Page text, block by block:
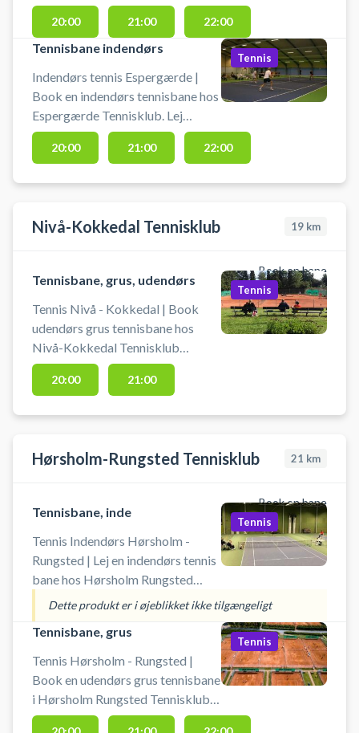
spil tennis i Nordsjælland.
Medbring selv ketcher og bolde.
Der er mulighed for omklædning
banerne. Der kan parkeres gratis
foran Espergærde tennisanlæg.
20:00 21:00 22:00
Tennisbane indendørs
Indendørs tennis Espergærde |
Book en indendørs tennisbane hos
Espergærde Tennisklub. Lej
tennisbane og spil tennis
indendørs ved Espergærde i
Der kan parkeres gratis foran
Tennis
20:00 21:00 22:00
Nivå-Kokkedal Tennisklub 19 km
Book en bane
Tennisbane, grus, udendørs
Tennis Nivå - Kokkedal | Book
udendørs grus tennisbane hos
Nivå-Kokkedal Tennisklub
beliggende midt mellem Kokkedal
og Nivå i Nordsjælland. Lej en
Kokkedal. Nivå-Kokkedal
velholdt tennisanlæg, hvor der
også findes 3 udendørs hardcourt
pickleballbaner.
Tennis
20:00 21:00
Hørsholm-Rungsted Tennisklub 21 km
Book en bane
Tennisbane, inde
Tennis Indendørs Hørsholm -
Rungsted | Lej en indendørs tennis
bane hos Hørsholm Rungsted
Tennisklub. Book en tennisbane
og spil tennis indendørs i
Nordsjælland ved Hørsholm og
Rungsted på tennisklubbens
indendørs tennisbaner.
Tennis
Dette produkt er i øjeblikket ikke tilgængeligt
Tennisbane, grus
Tennis Hørsholm - Rungsted |
Book en udendørs grus tennisbane
i Hørsholm Rungsted Tennisklub.
Book tennisbane og spil tennis ved
Tennis